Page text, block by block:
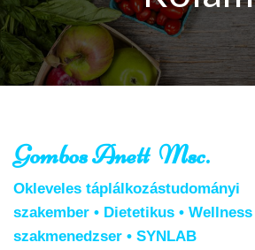
Gombos Anett Msc.
Okleveles táplálkozástudományi
szakember • Dietetikus • Wellness
szakmenedzser • SYNLAB